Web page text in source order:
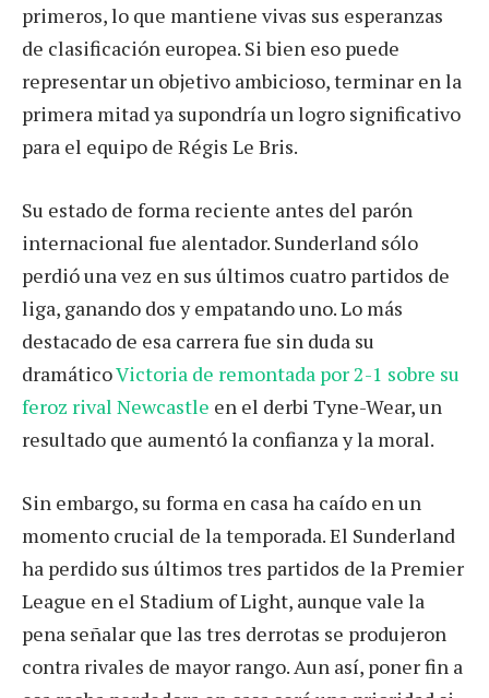
primeros, lo que mantiene vivas sus esperanzas
de clasificación europea. Si bien eso puede
representar un objetivo ambicioso, terminar en la
primera mitad ya supondría un logro significativo
para el equipo de Régis Le Bris.
Su estado de forma reciente antes del parón
internacional fue alentador. Sunderland sólo
perdió una vez en sus últimos cuatro partidos de
liga, ganando dos y empatando uno. Lo más
destacado de esa carrera fue sin duda su
dramáticoVictoria de remontada por 2-1 sobre su
feroz rival Newcastle en el derbi Tyne-Wear, un
resultado que aumentó la confianza y la moral.
Sin embargo, su forma en casa ha caído en un
momento crucial de la temporada. El Sunderland
ha perdido sus últimos tres partidos de la Premier
League en el Stadium of Light, aunque vale la
pena señalar que las tres derrotas se produjeron
contra rivales de mayor rango. Aun así, poner fin a